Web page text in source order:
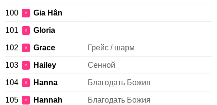
100 ♀ Gia Hân
101 ♀ Gloria
102 ♀ Grace Грейс / шарм
103 ♀ Hailey Сенной
104 ♀ Hanna Благодать Божия
105 ♀ Hannah Благодать Божия